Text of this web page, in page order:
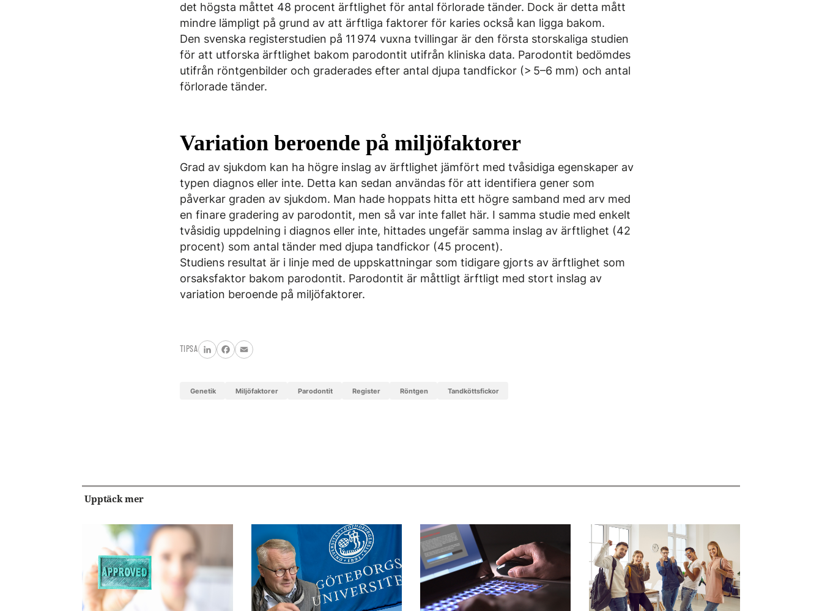
det högsta måttet 48 procent ärftlighet för antal förlorade tänder. Dock är detta mått
mindre lämpligt på grund av att ärftliga faktorer för karies också kan ligga bakom.
Den svenska registerstudien på 11 974 vuxna tvillingar är den första storskaliga studien
för att utforska ärftlighet bakom parodontit utifrån kliniska data. Parodontit bedömdes
utifrån röntgenbilder och graderades efter antal djupa tandfickor (> 5–6 mm) och antal
förlorade tänder.
Variation beroende på miljöfaktorer
Grad av sjukdom kan ha högre inslag av ärftlighet jämfört med tvåsidiga egenskaper av
typen diagnos eller inte. Detta kan sedan användas för att identifiera gener som
påverkar graden av sjukdom. Man hade hoppats hitta ett högre samband med arv med
en finare gradering av parodontit, men så var inte fallet här. I samma studie med enkelt
tvåsidig uppdelning i diagnos eller inte, hittades ungefär samma inslag av ärftlighet (42
procent) som antal tänder med djupa tandfickor (45 procent).
Studiens resultat är i linje med de uppskattningar som tidigare gjorts av ärftlighet som
orsaksfaktor bakom parodontit. Parodontit är måttligt ärftligt med stort inslag av
variation beroende på miljöfaktorer.
TIPSA
LinkedInFacebook
Email
genetik miljöfaktorer parodontit register röntgen tandköttsfickor
Upptäck mer